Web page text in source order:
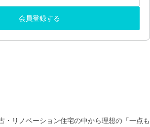
会員登録する
・リノベーション住宅の中から理想の「一点も